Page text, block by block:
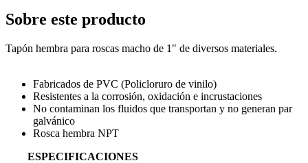
Sobre este producto
Tapón hembra para roscas macho de 1" de diversos materiales.
Fabricados de PVC (Policloruro de vinilo)
Resistentes a la corrosión, oxidación e incrustaciones
No contaminan los fluidos que transportan y no generan par
galvánico
Rosca hembra NPT
ESPECIFICACIONES